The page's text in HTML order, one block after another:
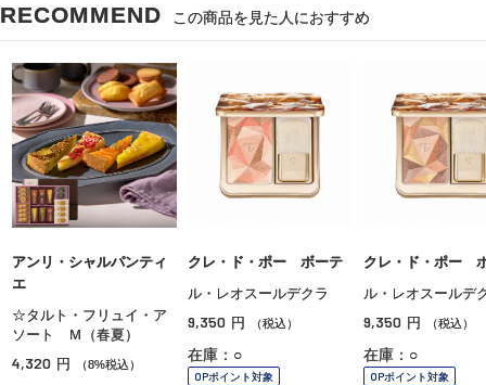
RECOMMEND この商品を見た人におすすめ
アンリ・シャルパンティ
エ
☆タルト・フリュイ・ア
ソート Ｍ（春夏）
4,320 円 （8%税込）
クレ・ド・ポー ボーテ
ル・レオスールデクラ
9,350 円 （税込）
在庫：○
OPポイント対象
クレ・ド・ポー
ル・レオスール
9,350 円 （税込）
在庫：○
OPポイント対象